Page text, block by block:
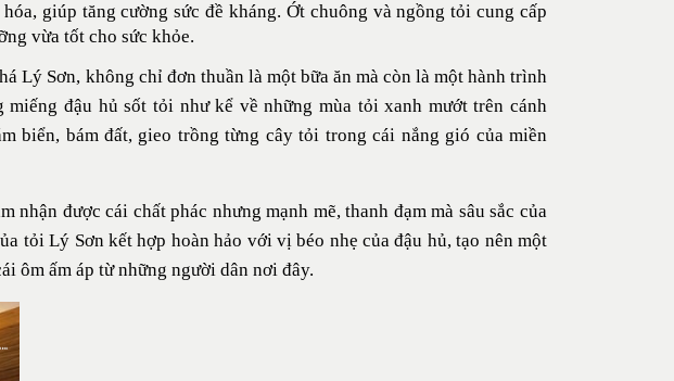
giúp tăng cường sức đề kháng. Ớt chuông và ngồng tỏi cung cấp
vừa tốt cho sức khỏe.
Lý Sơn, không chỉ đơn thuần là một bữa ăn mà còn là một hành trình
đậu hủ sốt tỏi như kể về những mùa tỏi xanh mướt trên cánh
biển, bám đất, gieo trồng từng cây tỏi trong cái nắng gió của miền
nhận được cái chất phác nhưng mạnh mẽ, thanh đạm mà sâu sắc của
tỏi Lý Sơn kết hợp hoàn hảo với vị béo nhẹ của đậu hủ, tạo nên một
ôm ấm áp từ những người dân nơi đây.